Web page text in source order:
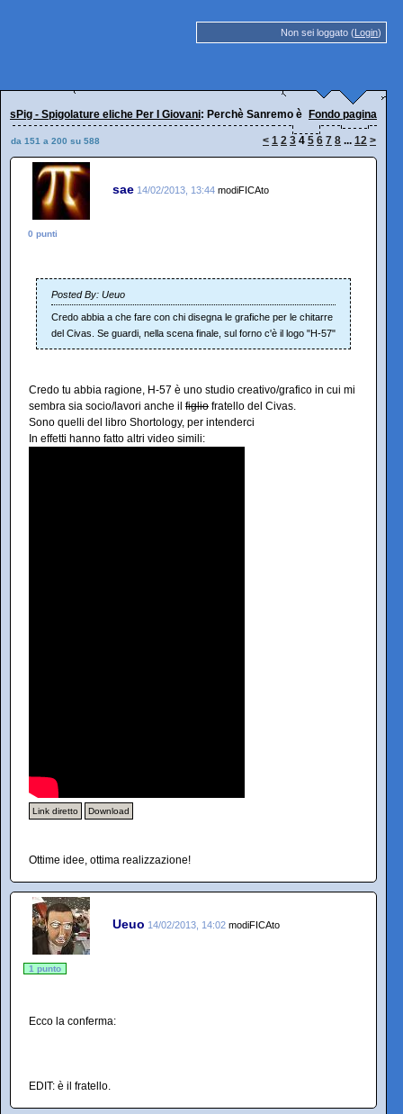
Non sei loggato (Login)
sPig - Spigolature eliche Per I Giovani: Perchè Sanremo è Sanremo
Fondo pagina
da 151 a 200 su 588 < 1 2 3 4 5 6 7 8 ... 12 >
sae 14/02/2013, 13:44 modiFICAto
0 punti
Posted By: Ueuo
Credo abbia a che fare con chi disegna le grafiche per le chitarre
del Civas. Se guardi, nella scena finale, sul forno c'è il logo "H-57"
Credo tu abbia ragione, H-57 è uno studio creativo/grafico in cui mi
sembra sia socio/lavori anche il figlio fratello del Civas.
Sono quelli del libro Shortology, per intenderci
In effetti hanno fatto altri video simili:
Link diretto Download
Ottime idee, ottima realizzazione!
Ueuo 14/02/2013, 14:02 modiFICAto
1 punto
Ecco la conferma:
EDIT: è il fratello.